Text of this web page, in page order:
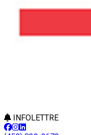
INFOLETTRE